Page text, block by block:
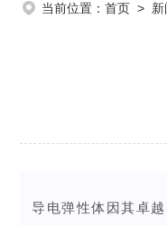
当前位置： 首页 >
导电弹性体因其卓